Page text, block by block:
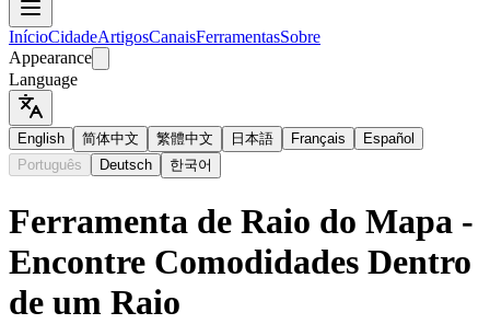
InícioCidadeArtigosCanaisFerramentasSobre
Appearance
Language
English 简体中文 繁體中文 日本語 Français
Español
Português
Deutsch 한국어
Ferramenta de Raio do Mapa -
Encontre Comodidades Dentro
de um Raio